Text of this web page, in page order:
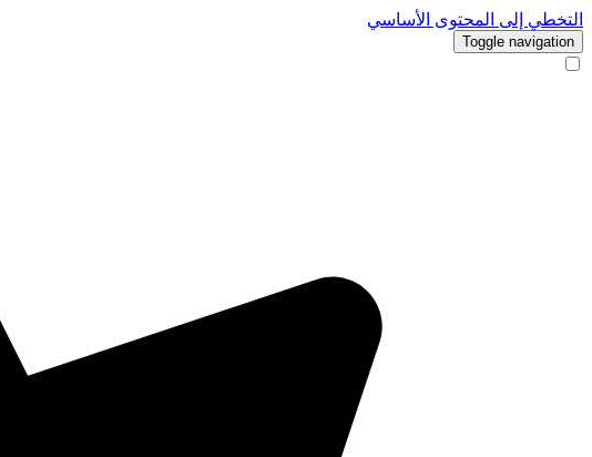
التخطي إلى المحتوى الأساسي
Toggle navigation